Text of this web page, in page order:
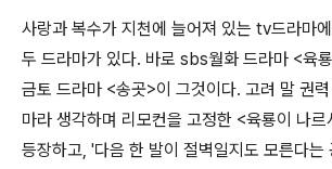
사랑과 복수가 지천에 늘어져 있는 tv드라마
두 드라마가 있다. 바로 sbs월화 드라마 <육
금토 드라마 <송곳>이 그것이다. 고려 말 권
마라 생각하며 리모컨을 고정한 <육룡이 나르
등장하고, '다음 한 발이 절벽일지도 모른다는